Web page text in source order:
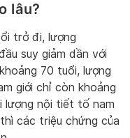
lâu?
trở đi, lượng
suy giảm dần với
70 tuổi, lượng
giới chỉ còn khoảng
lượng nội tiết tố nam
các triệu chứng của